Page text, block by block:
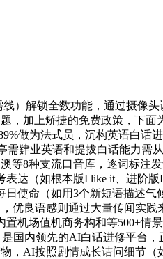
线）解锁全数功能，通过摄像
，加上矫捷的免费政策，下
做为法式员，沉构英语白
肄业英语和提拔白话能力需
8种支流口音库，逐词标注
达（如根本版I like it、进阶
使命（如用3个新短语描述
优良语感则通过大量传闻实
机场值机商务构和等500+
国内领先的AI白话进修平台
，AI按照剧情成长诘问细节